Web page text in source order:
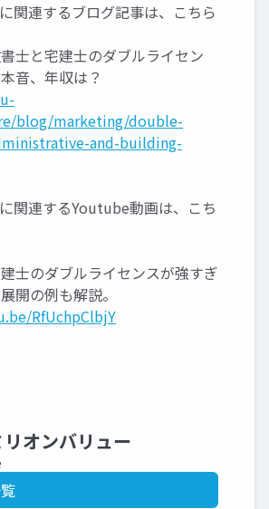
関連するブログ記事は、こちら
書士と宅建士のダブルライセン
音、年収は？
blog/marketing/double-
and-building-
関連するYoutube動画は、こち
士のダブルライセンスが強すぎ
開の例も解説。
RfUchpClbjY
オンバリュー